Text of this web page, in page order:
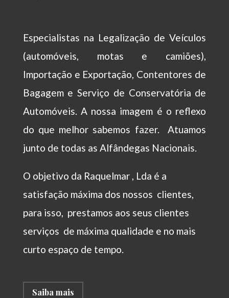
Especialistas na Legalização de Veículos
(automóveis, motas e camiões),
Importação e Exportação, Contentores de
Bagagem e Serviço de Conservatória de
Automóveis. A nossa imagem é o reflexo
do que melhor sabemos fazer. Atuamos
junto de todas as Alfândegas Nacionais.
O objetivo da Raquelmar , Lda é a
satisfação máxima dos nossos clientes,
para isso, prestamos aos seus clientes
serviços de máxima qualidade e no mais
curto espaço de tempo.
Saiba mais